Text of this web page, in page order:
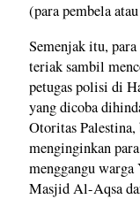
(para pembela
Semenjak itu,
teriak sambil
petugas polisi di
yang dicoba
Otoritas Palestina,
menginginkan
menggangu
Masjid Al-Aqsa